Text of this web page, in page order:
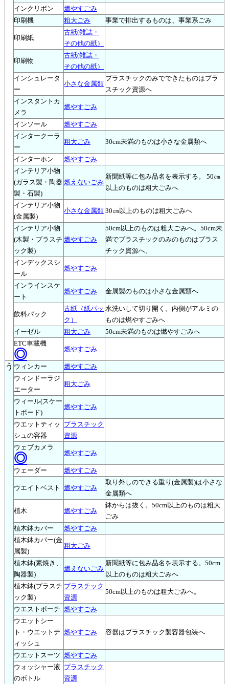
インクリボン
燃やすごみ
印刷機
粗大ごみ 事業で排出するものは、事業系ごみ
印刷紙
古紙(雑誌・
その他の紙）
印刷物
古紙(雑誌・
その他の紙）
インシュレータ
ー
小さな金属類
プラスチックのみでできたものはプラ
スチック資源へ
インスタントカ
メラ
燃やすごみ
インソール
燃やすごみ
インタークーラ
ー
粗大ごみ 30cm未満のものは小さな金属類へ
インターホン
燃やすごみ
インテリア小物
(ガラス製・陶器
製・石製)
燃えないごみ
新聞紙等に包み品名を表示する。 50㎝
以上のものは粗大ごみへ
インテリア小物
(金属製)
小さな金属類 30㎝以上のものは粗大ごみへ
インテリア小物
(木製・プラスチ
ック製)
燃やすごみ
50cm以上のものは粗大ごみへ。50cm未
満でプラスチックのみのものはプラス
チック資源へ。
インデックスシ
ール
燃やすごみ
インラインスケ
ート
燃やすごみ 金属製のものは小さな金属類へ
飲料パック
古紙（紙パッ
ク）
水洗いして切り開く。内側がアルミの
ものは燃やすごみへ
イーゼル
粗大ごみ
50cm未満のものは燃やすごみへ
ETC車載機
◎ 燃やすごみ
う ウィンカー
燃やすごみ
ウィンドーラジ
エーター
粗大ごみ
ウィール(スケー
トボード)
燃やすごみ
ウエットティッ
シュの容器
プラスチック
資源
ウェブカメラ
◎ 燃やすごみ
ウェーダー 燃やすごみ
ウエイトベスト 燃やすごみ
取り外しのできる重り(金属製)は小さな
金属類へ
植木 燃やすごみ
鉢からは抜く。50cm以上のものは粗大
ごみ
植木鉢カバー
燃やすごみ
植木鉢カバー(金
属製)
粗大ごみ
植木鉢(素焼き、
陶器製)
燃えないごみ
新聞紙等に包み品名を表示する。50cm
以上のものは粗大ごみへ
植木鉢(プラスチ
ック製)
プラスチック
資源
50cm以上のものは粗大ごみへ。
ウエストポーチ 燃やすごみ
ウエットシー
ト・ウエットテ
ィッシュ
燃やすごみ 容器はプラスチック製容器包装へ
ウエットスーツ 燃やすごみ
ウォッシャー液
のボトル
プラスチック
資源